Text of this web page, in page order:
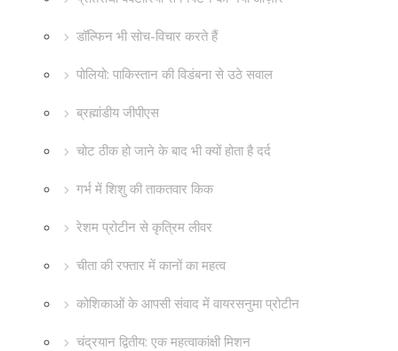
डॉल्फिन भी सोच-विचार करते हैं
पोलियो: पाकिस्तान की विडंबना से उठे सवाल
ब्रह्मांडीय जीपीएस
चोट ठीक हो जाने के बाद भी क्यों होता है दर्द
गर्भ में शिशु की ताकतवार किक
रेशम प्रोटीन से कृत्रिम लीवर
चीता की रफ्तार में कानों का महत्व
कोशिकाओं के आपसी संवाद में वायरसनुमा प्रोटीन
चंद्रयान द्वितीय: एक महत्वाकांक्षी मिशन